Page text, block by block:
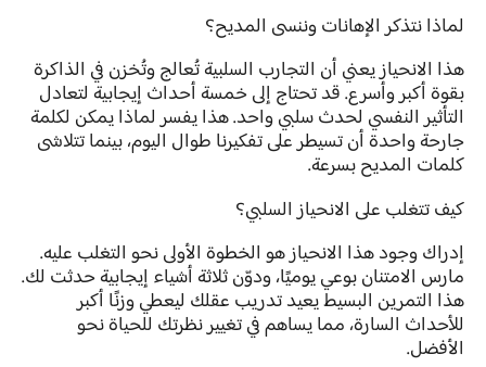
لماذا نتذكر الإهانات وننسى المديح؟
هذا الانحياز يعني أن التجارب السلبية تُعالج وتُخزن في الذاكرة
بقوة أكبر وأسرع. قد تحتاج إلى خمسة أحداث إيجابية لتعادل
التأثير النفسي لحدث سلبي واحد. هذا يفسر لماذا يمكن لكلمة
جارحة واحدة أن تسيطر على تفكيرنا طوال اليوم، بينما تتلاشى
كلمات المديح بسرعة.
كيف تتغلب على الانحياز السلبي؟
إدراك وجود هذا الانحياز هو الخطوة الأولى نحو التغلب عليه.
مارس الامتنان بوعي يوميًا، ودوّن ثلاثة أشياء إيجابية حدثت لك.
هذا التمرين البسيط يعيد تدريب عقلك ليعطي وزنًا أكبر
للأحداث السارة، مما يساهم في تغيير نظرتك للحياة نحو
الأفضل.